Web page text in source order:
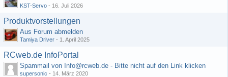
KST-Servo - 16. Juli 2026
Produktvorstellungen
Aus Forum abmelden
Tamiya Driver - 1. April 2025
RCweb.de InfoPortal
Spammail von Info@rcweb.de - Bitte nicht auf den Link klicken
supersonic - 14. März 2020